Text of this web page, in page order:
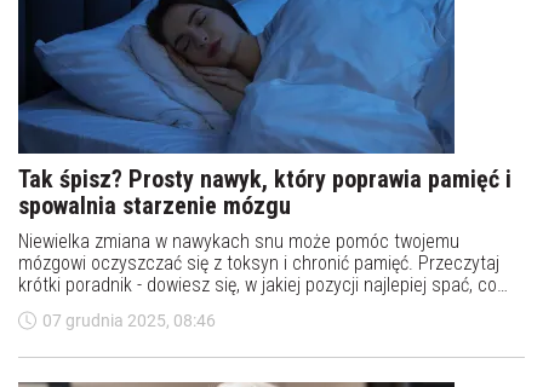
Tak śpisz? Prosty nawyk, który poprawia pamięć i
spowalnia starzenie mózgu
Niewielka zmiana w nawykach snu może pomóc twojemu
mózgowi oczyszczać się z toksyn i chronić pamięć. Przeczytaj
krótki poradnik - dowiesz się, w jakiej pozycji najlepiej spać, co
wprowadzić do diety i które proste nawyki zacząć już dziś.
Sprawdź konkretne wskazówki i wprowadź je od pierwszej nocy.
07 grudnia 2025, 08:46